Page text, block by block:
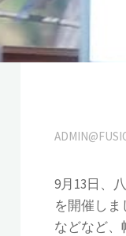
9月13日、
を開催しま
などなど、